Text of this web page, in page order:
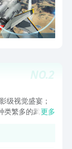
NO.2
级视觉盛宴；
类繁多的武器、
烈空战；强大
更多